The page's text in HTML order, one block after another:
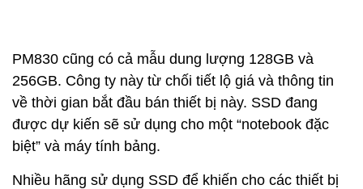
PM830 cũng có cả mẫu dung lượng 128GB và
256GB. Công ty này từ chối tiết lộ giá và thông tin
về thời gian bắt đầu bán thiết bị này. SSD đang
được dự kiến sẽ sử dụng cho một “notebook đặc
biệt” và máy tính bảng.
Nhiều hãng sử dụng SSD để khiến cho các thiết bị